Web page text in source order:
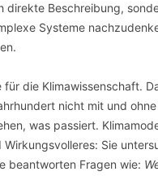
direkte Beschreibung,
Systeme
für die Klimawissenschaft.
nicht mit und
was passiert.
Wirkungsvolleres: Sie
beantworten Fragen wie: